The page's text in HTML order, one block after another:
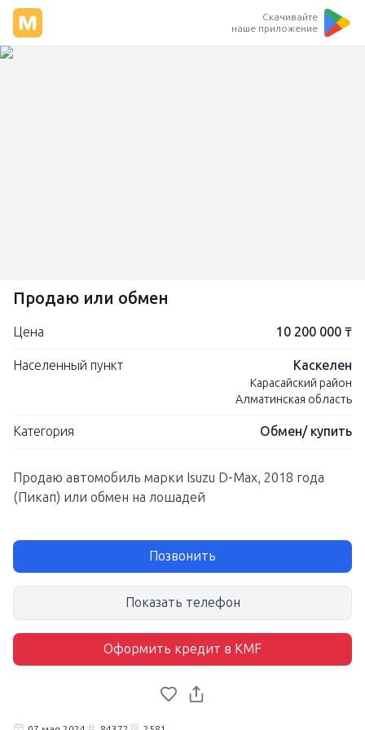
Скачивайте
наше приложение
Продаю или обмен
Цена 10 200 000 ₸
Населенный пункт Каскелен
Карасайский район
Алматинская область
Категория Обмен/ купить
Продаю автомобиль марки Isuzu D-Max, 2018 года
(Пикап) или обмен на лошадей
Позвонить
Показать телефон
Оформить кредит в KMF